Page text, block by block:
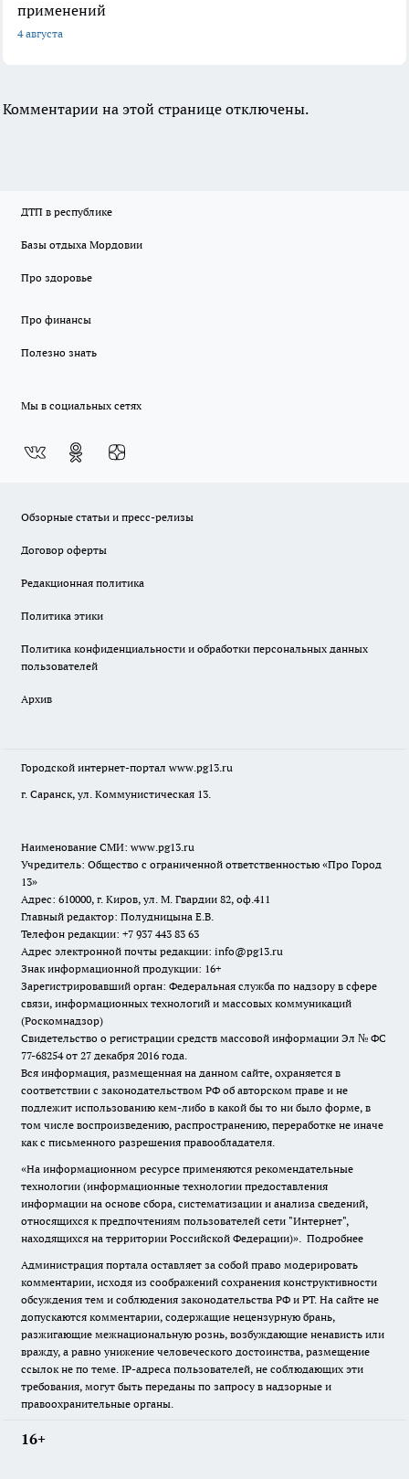
применений
4 августа
Комментарии на этой странице отключены.
ДТП в республике
Базы отдыха Мордовии
Про здоровье
Про финансы
Полезно знать
Мы в социальных сетях
Обзорные статьи и пресс-релизы
Договор оферты
Редакционная политика
Политика этики
Политика конфиденциальности и обработки персональных данных
пользователей
Архив
Городской интернет-портал www.pg13.ru
г. Саранск, ул. Коммунистическая 13.
Наименование СМИ: www.pg13.ru
Учредитель: Общество с ограниченной ответственностью «Про Город
13»
Адрес: 610000, г. Киров, ул. М. Гвардии 82, оф.411
Главный редактор: Полудницына Е.В.
Телефон редакции: +7 937 443 83 63
Адрес электронной почты редакции: info@pg13.ru
Знак информационной продукции: 16+
Зарегистрировавший орган: Федеральная служба по надзору в сфере
связи, информационных технологий и массовых коммуникаций
(Роскомнадзор)
Свидетельство о регистрации средств массовой информации Эл № ФС
77-68254 от 27 декабря 2016 года.
Вся информация, размещенная на данном сайте, охраняется в
соответствии с законодательством РФ об авторском праве и не
подлежит использованию кем-либо в какой бы то ни было форме, в
том числе воспроизведению, распространению, переработке не иначе
как с письменного разрешения правообладателя.
«На информационном ресурсе применяются рекомендательные
технологии (информационные технологии предоставления
информации на основе сбора, систематизации и анализа сведений,
относящихся к предпочтениям пользователей сети "Интернет",
находящихся на территории Российской Федерации)». Подробнее
Администрация портала оставляет за собой право модерировать
комментарии, исходя из соображений сохранения конструктивности
обсуждения тем и соблюдения законодательства РФ и РТ. На сайте не
допускаются комментарии, содержащие нецензурную брань,
разжигающие межнациональную рознь, возбуждающие ненависть или
вражду, а равно унижение человеческого достоинства, размещение
ссылок не по теме. IP-адреса пользователей, не соблюдающих эти
требования, могут быть переданы по запросу в надзорные и
правоохранительные органы.
16+